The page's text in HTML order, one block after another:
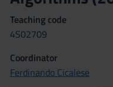
Teaching code
4S02709
Coordinator
Ferdinando Cicalese